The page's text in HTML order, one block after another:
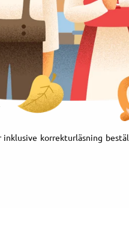
inklusive korrekturläsning